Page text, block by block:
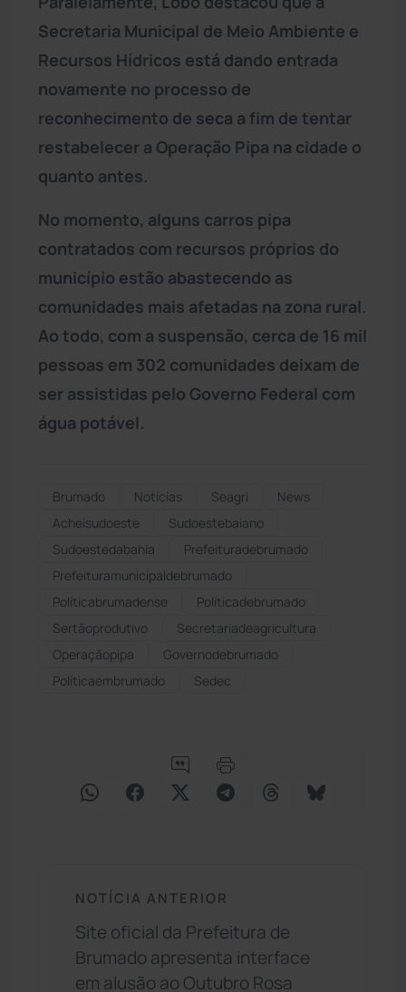
Secretaria Municipal de Meio Ambiente e
Recursos Hídricos está dando entrada
novamente no processo de
reconhecimento de seca a fim de tentar
restabelecer a Operação Pipa na cidade o
quanto antes.
No momento, alguns carros pipa
contratados com recursos próprios do
município estão abastecendo as
comunidades mais afetadas na zona rural.
Ao todo, com a suspensão, cerca de 16 mil
pessoas em 302 comunidades deixam de
ser assistidas pelo Governo Federal com
água potável.
Brumado Notícias Seagri
News
Acheisudoeste
Sudoestebaiano
Sudoestedabahia
Prefeituradebrumado
Prefeituramunicipaldebrumado
Políticabrumadense
Políticadebrumado
Sertãoprodutivo
Secretariadeagricultura
Operaçãopipa
Governodebrumado
Políticaembrumado
Sedec
NOTÍCIA ANTERIOR
Site oficial da Prefeitura de
Brumado apresenta interface
em alusão ao Outubro Rosa